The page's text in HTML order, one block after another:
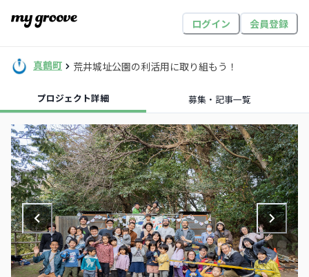
ログイン 会員登録
真鶴町 荒井城址公園の利活用に取り組もう！
プロジェクト詳細 募集・記事一覧